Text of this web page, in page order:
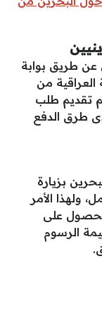
عن طريق بوابة
العراقية من
تقديم طلب
طرق الدفع
بزيارة
ولهذا الأمر
على
الرسوم